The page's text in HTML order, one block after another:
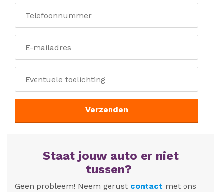
Verzenden
Staat jouw auto er niet
tussen?
Geen probleem! Neem gerust contact met ons